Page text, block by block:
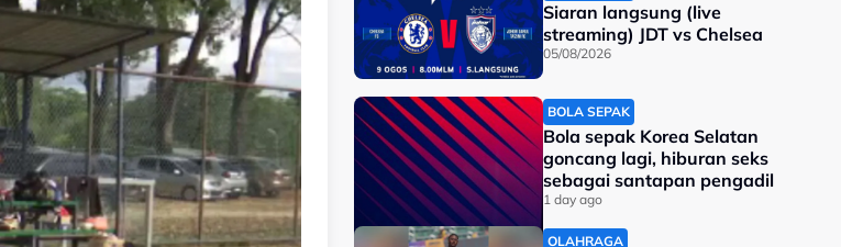
Siaran langsung (live
streaming) JDT vs Chelsea
05/08/2026
BOLA SEPAK
Bola sepak Korea Selatan
goncang lagi, hiburan seks
sebagai santapan pengadil
1 day ago
OLAHRAGA